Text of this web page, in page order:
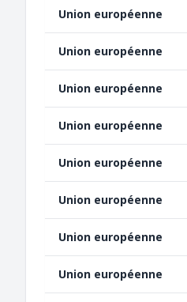
Union européenne
Union européenne
Union européenne
Union européenne
Union européenne
Union européenne
Union européenne
Union européenne